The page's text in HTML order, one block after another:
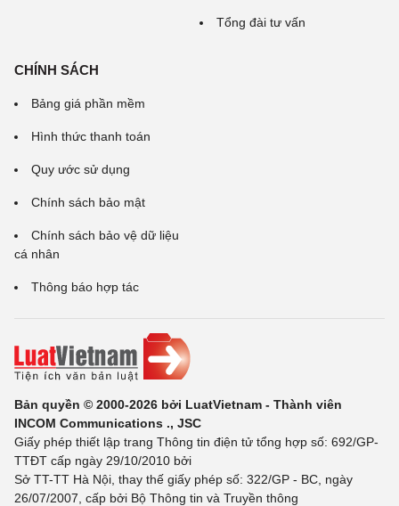
Tổng đài tư vấn
CHÍNH SÁCH
Bảng giá phần mềm
Hình thức thanh toán
Quy ước sử dụng
Chính sách bảo mật
Chính sách bảo vệ dữ liệu
cá nhân
Thông báo hợp tác
Bản quyền © 2000-2026 bởi LuatVietnam - Thành viên
INCOM Communications ., JSC
Giấy phép thiết lập trang Thông tin điện tử tổng hợp số: 692/GP-
TTĐT cấp ngày 29/10/2010 bởi
Sở TT-TT Hà Nội, thay thế giấy phép số: 322/GP - BC, ngày
26/07/2007, cấp bởi Bộ Thông tin và Truyền thông